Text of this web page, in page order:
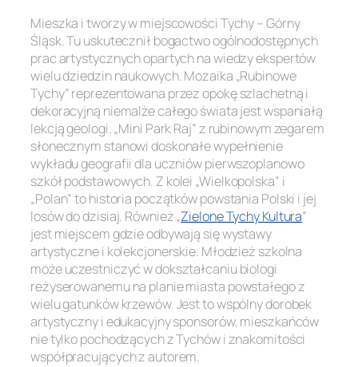
Mieszka i tworzy w miejscowości Tychy – Górny
Śląsk. Tu uskutecznił bogactwo ogólnodostępnych
prac artystycznych opartych na wiedzy ekspertów
wielu dziedzin naukowych. Mozaika „Rubinowe
Tychy” reprezentowana przez opokę szlachetną i
dekoracyjną niemalże całego świata jest wspaniałą
lekcją geologi. „Mini Park Raj” z rubinowym zegarem
słonecznym stanowi doskonałe wypełnienie
wykładu geografii dla uczniów pierwszoplanowo
szkół podstawowych. Z kolei „Wielkopolska” i
„Polan” to historia początków powstania Polski i jej
losów do dzisiaj. Również „Zielone Tychy Kultura”
jest miejscem gdzie odbywają się wystawy
artystyczne i kolekcjonerskie. Młodzież szkolna
może uczestniczyć w dokształcaniu biologi
reżyserowanemu na planie miasta powstałego z
wielu gatunków krzewów. Jest to wspólny dorobek
artystyczny i edukacyjny sponsorów, mieszkańców
nie tylko pochodzących z Tychów i znakomitości
współpracujących z autorem.